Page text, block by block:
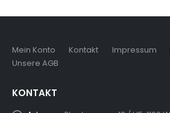
Mein Konto Kontakt Impressum
Unsere AGB
KONTAKT